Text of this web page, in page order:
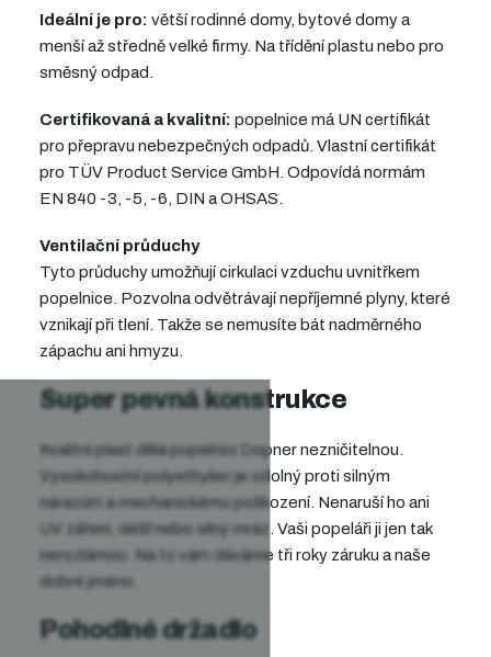
Ideální je pro: větší rodinné domy, bytové domy a
menší až středně velké firmy. Na třídění plastu nebo pro
směsný odpad.
Certifikovaná a kvalitní: popelnice má UN certifikát
pro přepravu nebezpečných odpadů. Vlastní certifikát
pro TÜV Product Service GmbH. Odpovídá normám
EN 840 -3, -5, -6, DIN a OHSAS.
Ventilační průduchy
Tyto průduchy umožňují cirkulaci vzduchu uvnitřkem
popelnice. Pozvolna odvětrávají nepříjemné plyny, které
vznikají při tlení. Takže se nemusíte bát nadměrného
zápachu ani hmyzu
Super pevná konstrukce
Kvalitní plast dělá popelnici Dopner nezničitelnou.
Vysokohustní polyethylen je odolný proti silným
nárazům a mechanickému poškození. Nenaruší ho ani
UV záření, déšť nebo silný mráz. Vaši popeláři ji jen tak
nerozlámou. Na to vám dáváme tři roky záruku a naše
dobré jméno.
Pohodlné držadlo